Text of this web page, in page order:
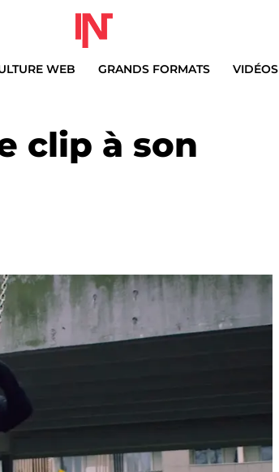
WEB GRANDS FORMATS VIDÉOS
clip à son